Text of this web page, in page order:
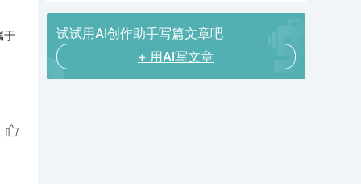
于
试试用AI创作助手写篇文章吧
+ 用AI写文章